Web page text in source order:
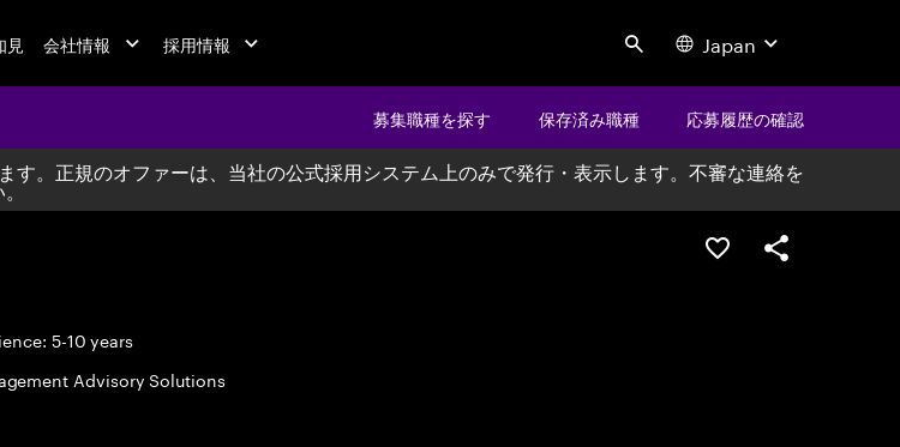
見 会社情報 採用情報 Search Japan
募集職種を探す 保存済み職種 応募履歴の確認
。正規のオファーは、当社の公式採用システム上のみで発行・表示します。不審な連絡を
。
5-10 years
Advisory Solutions
ポジションを保存す
シェア